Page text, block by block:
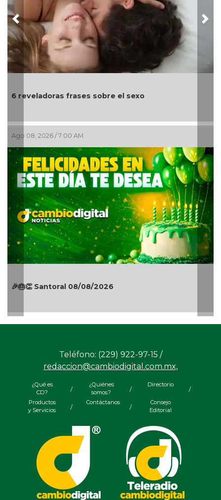
Día Internacional del Gato: celebrando a
¡La fiesta comenzó! Coatzacoalcos vibra
Manuel Turizo y Nicho Hinojosa en el
Previous
Teléfono: (229) 922-97-15 /
redaccion@cambiodigital.com.mx,
¿Qué es
CD?
/
¿Quiénes
somos?
/
Directorio
/
Productos
y Servicios
/
Contáctanos
/
Consejo
Editorial